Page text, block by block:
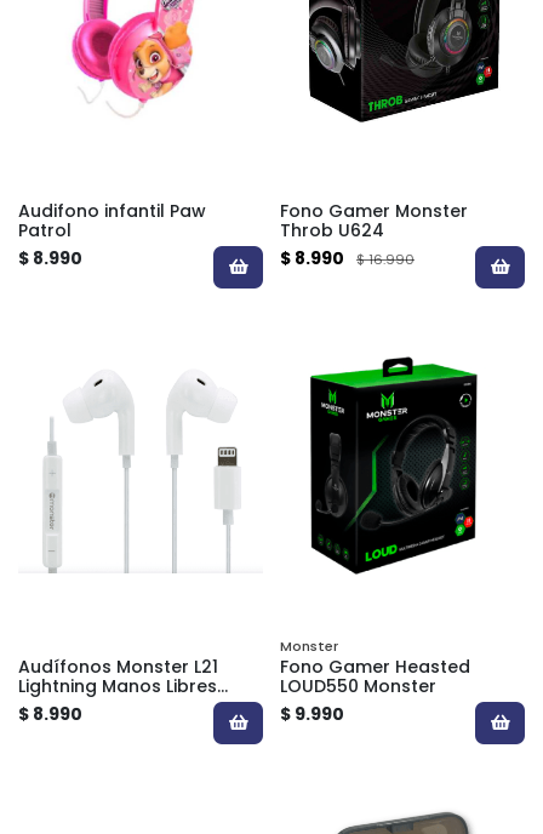
Audifono infantil Paw
Patrol
$ 8.990
Fono Gamer Monster
Throb U624
$ 8.990
$ 16.990
Audífonos Monster L21
Lightning Manos Libres
para iPhone
$ 8.990
Monster
Fono Gamer Heasted
LOUD550 Monster
$ 9.990